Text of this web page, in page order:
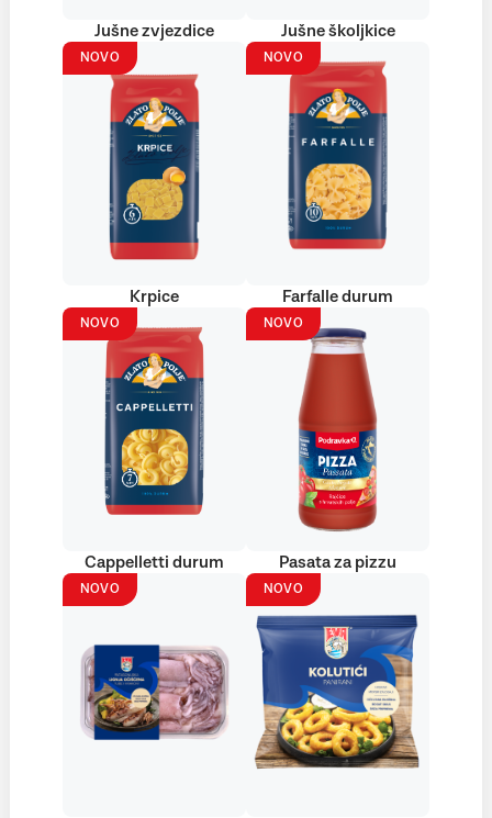
Jušne zvjezdice Jušne školjkice
NOVO
Krpice
NOVO
Farfalle durum
NOVO
Cappelletti durum
NOVO
Pasata za pizzu
NOVO NOVO